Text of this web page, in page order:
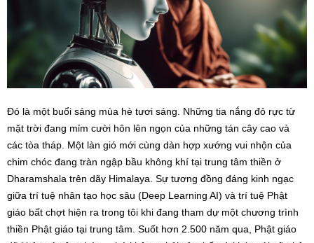
Đó là một buổi sáng mùa hè tươi sáng. Những tia nắng đỏ rực từ
mặt trời đang mỉm cười hôn lên ngọn của những tán cây cao và
các tòa tháp. Một làn gió mới cùng dàn hợp xướng vui nhộn của
chim chóc đang tràn ngập bầu không khí tại trung tâm thiền ở
Dharamshala trên dãy Himalaya. Sự tương đồng đáng kinh ngạc
giữa trí tuệ nhân tạo học sâu (Deep Learning AI) và trí tuệ Phật
giáo bất chợt hiện ra trong tôi khi đang tham dự một chương trình
thiền Phật giáo tại trung tâm. Suốt hơn 2.500 năm qua, Phật giáo